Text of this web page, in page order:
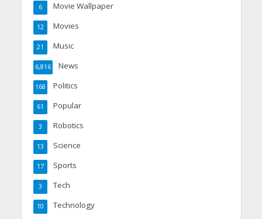
Movie Wallpaper
6
Movies
12
Music
21
News
6,816
Politics
168
Popular
61
Robotics
3
Science
13
Sports
17
Tech
3
Technology
10